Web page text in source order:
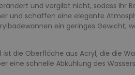
und vergilbt nicht, sodass Ihr
und schaffen eine elegante
ein geringes Gewicht,
die Oberfläche aus Acryl, die die
eine schnelle Abkühlung des